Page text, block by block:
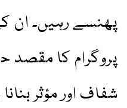
پھنسے رہیں۔ ان
پروگرام کا مقصد
شفاف اور مؤثر